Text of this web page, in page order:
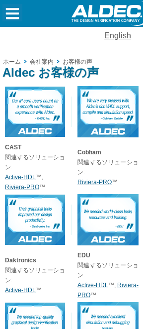
English
ホーム 会社案内 お客様の声
Aldec お客様の声
CAST
関連するソリューショ
ン:
Active-HDL™,
Riviera-PRO™
Cobham
関連するソリューショ
ン:
Riviera-PRO™
Daktronics
関連するソリューショ
ン:
Active-HDL™
EDU
関連するソリューショ
ン:
Active-HDL™, Riviera-
PRO™